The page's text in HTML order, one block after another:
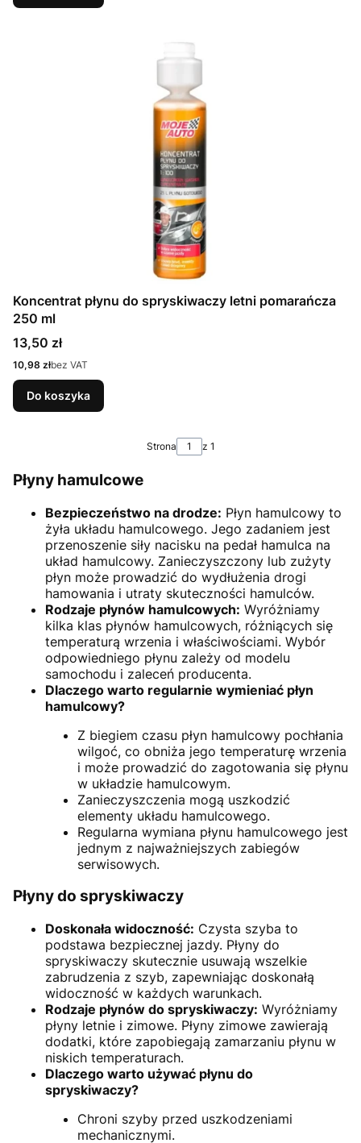
Koncentrat płynu do spryskiwaczy letni pomarańcza
250 ml
Cena
13,50 zł
Cena
10,98 złbez VAT
Do koszyka
Strona z 1
Płyny hamulcowe
Bezpieczeństwo na drodze: Płyn hamulcowy to
żyła układu hamulcowego. Jego zadaniem jest
przenoszenie siły nacisku na pedał hamulca na
układ hamulcowy. Zanieczyszczony lub zużyty
płyn może prowadzić do wydłużenia drogi
hamowania i utraty skuteczności hamulców.
Rodzaje płynów hamulcowych: Wyróżniamy
kilka klas płynów hamulcowych, różniących się
temperaturą wrzenia i właściwościami. Wybór
odpowiedniego płynu zależy od modelu
samochodu i zaleceń producenta.
Dlaczego warto regularnie wymieniać płyn
hamulcowy?
Z biegiem czasu płyn hamulcowy pochłania
wilgoć, co obniża jego temperaturę wrzenia
i może prowadzić do zagotowania się płynu
w układzie hamulcowym.
Zanieczyszczenia mogą uszkodzić
elementy układu hamulcowego.
Regularna wymiana płynu hamulcowego jest
jednym z najważniejszych zabiegów
serwisowych.
Płyny do spryskiwaczy
Doskonała widoczność: Czysta szyba to
podstawa bezpiecznej jazdy. Płyny do
spryskiwaczy skutecznie usuwają wszelkie
zabrudzenia z szyb, zapewniając doskonałą
widoczność w każdych warunkach.
Rodzaje płynów do spryskiwaczy: Wyróżniamy
płyny letnie i zimowe. Płyny zimowe zawierają
dodatki, które zapobiegają zamarzaniu płynu w
niskich temperaturach.
Dlaczego warto używać płynu do
spryskiwaczy?
Chroni szyby przed uszkodzeniami
mechanicznymi.